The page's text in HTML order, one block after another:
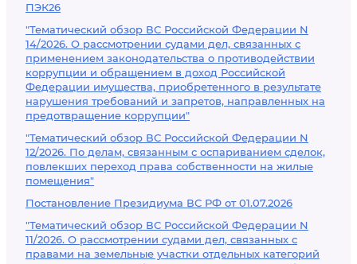
ПЭК26
"Тематический обзор ВС Российской Федерации N
14/2026. О рассмотрении судами дел, связанных с
применением законодательства о противодействии
коррупции и обращением в доход Российской
Федерации имущества, приобретенного в результате
нарушения требований и запретов, направленных на
предотвращение коррупции"
"Тематический обзор ВС Российской Федерации N
12/2026. По делам, связанным с оспариванием сделок,
повлекших переход права собственности на жилые
помещения"
Постановление Президиума ВС РФ от 01.07.2026
"Тематический обзор ВС Российской Федерации N
11/2026. О рассмотрении судами дел, связанных с
правами на земельные участки отдельных категорий